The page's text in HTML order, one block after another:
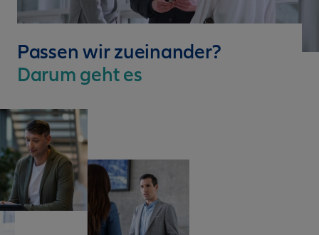
Passen wir zueinander?
Darum geht es